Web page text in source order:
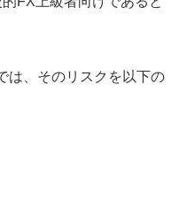
は、そのリスクを以下の